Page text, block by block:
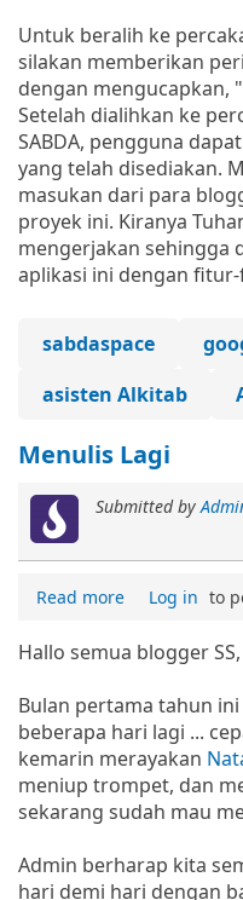
Untuk beralih ke
silakan memberikan
dengan mengucapkan,
Setelah dialihkan ke
SABDA, pengguna
yang telah disediakan.
masukan dari para
proyek ini. Kiranya
mengerjakan sehingga
aplikasi ini dengan
sabdaspace
asisten Alkitab
Menulis Lagi
Submitted by
Read more Log in to
Hallo semua blogger SS,
Bulan pertama tahun
beberapa hari lagi ...
kemarin merayakan
meniup trompet, dan
sekarang sudah mau
Admin berharap kita
hari demi hari dengan